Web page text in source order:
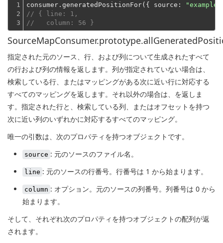
1
2
3
consumer.generatedPositionFor({ source :
// { line: 1,
//   column: 56 }
指定された元のソース、行、および列について生成されたすべて
の行および列の情報を返します。列が指定されていない場合は、
検索している行、またはマッピングがある次に近い行に対応する
すべてのマッピングを返します。それ以外の場合は、を返しま
す。指定された行と、検索している列、またはオフセットを持つ
次に近い列のいずれかに対応するすべてのマッピング。
唯一の引数は、次のプロパティを持つオブジェクトです。
source : 元のソースのファイル名。
line : 元のソースの行番号。行番号は 1 から始まります。
column : オプション。元のソースの列番号。列番号は 0 から
始まります。
そして、それぞれ次のプロパティを持つオブジェクトの配列が返
されます。